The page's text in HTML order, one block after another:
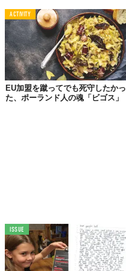
ACTIVITY
EU加盟を蹴ってでも死守したかっ
た、ポーランド人の魂「ビゴス」
ISSUE